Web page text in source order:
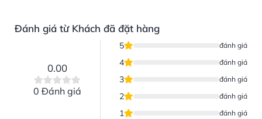
Đánh giá từ Khách đã đặt hàng
0.00
0 Đánh giá
5 đánh giá
4 đánh giá
3 đánh giá
2 đánh giá
1 đánh giá